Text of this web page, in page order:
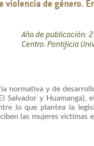
violencia de género.
Año de publicación:
Centro: Pontificia
normativa y de
Salvador y Huamanga),
lo que plantea la
las mujeres víctimas